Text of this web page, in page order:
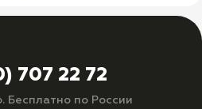
707 22 72
Бесплатно по России